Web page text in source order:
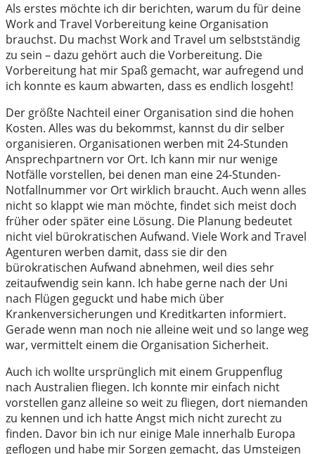
Als erstes möchte ich dir berichten, warum du für deine
Work and Travel Vorbereitung keine Organisation
brauchst. Du machst Work and Travel um selbstständig
zu sein – dazu gehört auch die Vorbereitung. Die
Vorbereitung hat mir Spaß gemacht, war aufregend und
ich konnte es kaum abwarten, dass es endlich losgeht!
Der größte Nachteil einer Organisation sind die hohen
Kosten. Alles was du bekommst, kannst du dir selber
organisieren. Organisationen werben mit 24-Stunden
Ansprechpartnern vor Ort. Ich kann mir nur wenige
Notfälle vorstellen, bei denen man eine 24-Stunden-
Notfallnummer vor Ort wirklich braucht. Auch wenn alles
nicht so klappt wie man möchte, findet sich meist doch
früher oder später eine Lösung. Die Planung bedeutet
nicht viel bürokratischen Aufwand. Viele Work and Travel
Agenturen werben damit, dass sie dir den
bürokratischen Aufwand abnehmen, weil dies sehr
zeitaufwendig sein kann. Ich habe gerne nach der Uni
nach Flügen geguckt und habe mich über
Krankenversicherungen und Kreditkarten informiert.
Gerade wenn man noch nie alleine weit und so lange weg
war, vermittelt einem die Organisation Sicherheit.
Auch ich wollte ursprünglich mit einem Gruppenflug
nach Australien fliegen. Ich konnte mir einfach nicht
vorstellen ganz alleine so weit zu fliegen, dort niemanden
zu kennen und ich hatte Angst mich nicht zurecht zu
finden. Davor bin ich nur einige Male innerhalb Europa
geflogen und habe mir Sorgen gemacht, das Umsteigen